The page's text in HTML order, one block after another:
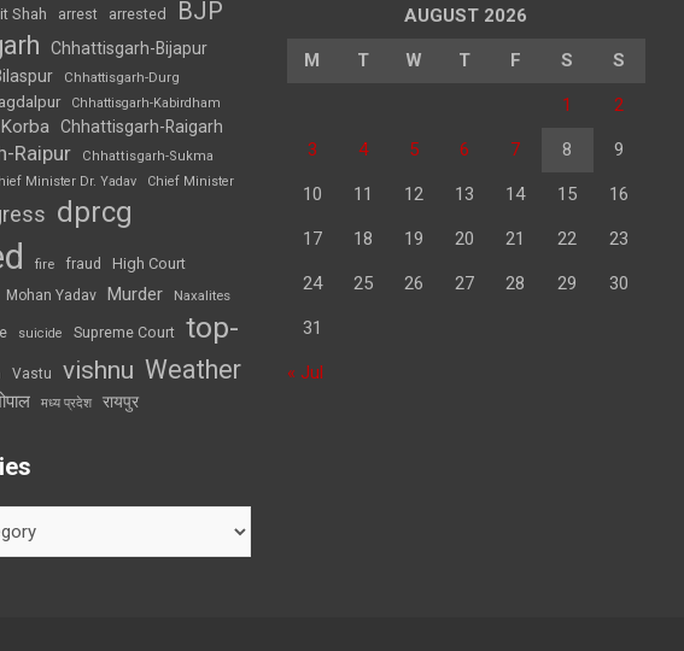
Shah arrest arrested BJP
Chhattisgarh-Bijapur
Chhattisgarh-Durg
Chhattisgarh-Kabirdham
Chhattisgarh-Raigarh
Raipur
Chhattisgarh-Sukma
Minister Dr. Yadav Chief Minister
dprcg
fire fraud High Court
Mohan Yadav Murder Naxalites
suicide Supreme Court top-
Vastu vishnu Weather
मध्य प्रदेश रायपुर
AUGUST 2026
M T W T F S S
1 2
3 4 5 6 7 8 9
10 11 12 13 14 15 16
17 18 19 20 21 22 23
24 25 26 27 28 29 30
31
« Jul